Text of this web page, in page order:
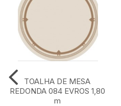
TOALHA DE MESA
REDONDA 084 EVROS 1,80
m